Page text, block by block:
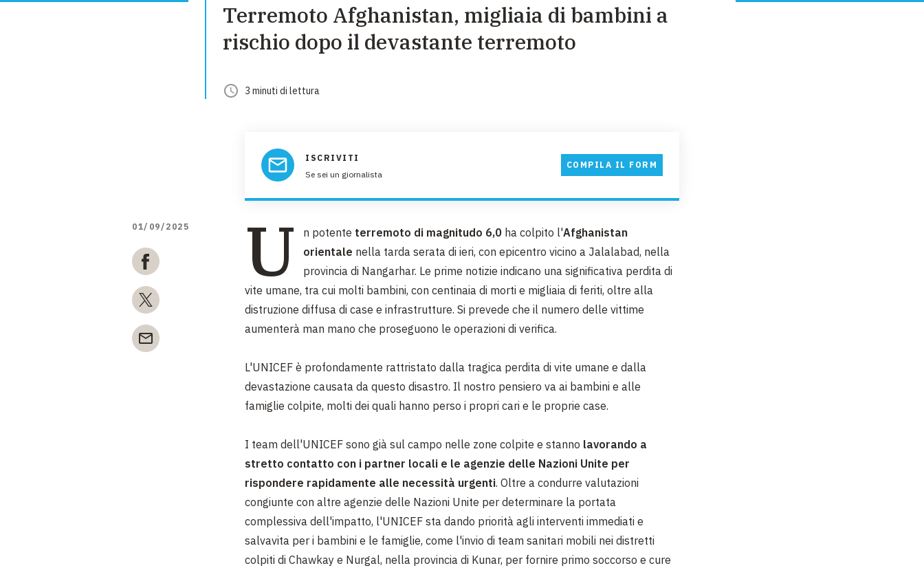
EMERGENZE
GRANDI DONAZIONI
Terremoto Afghanistan, migliaia di bambini a
rischio dopo il devastante terremoto
3 minuti di lettura
ISCRIVITI
Se sei un giornalista
COMPILA IL FORM
01/09/2025 U n potente terremoto di magnitudo 6,0 ha colpito l'Afghanistan
orientale nella tarda serata di ieri, con epicentro vicino a Jalalabad, nella
provincia di Nangarhar. Le prime notizie indicano una significativa perdita di
vite umane, tra cui molti bambini, con centinaia di morti e migliaia di feriti, oltre alla
distruzione diffusa di case e infrastrutture. Si prevede che il numero delle vittime
aumenterà man mano che proseguono le operazioni di verifica.
L'UNICEF è profondamente rattristato dalla tragica perdita di vite umane e dalla
devastazione causata da questo disastro. Il nostro pensiero va ai bambini e alle
famiglie colpite, molti dei quali hanno perso i propri cari e le proprie case.
I team dell'UNICEF sono già sul campo nelle zone colpite e stanno lavorando a
stretto contatto con i partner locali e le agenzie delle Nazioni Unite per
rispondere rapidamente alle necessità urgenti. Oltre a condurre valutazioni
congiunte con altre agenzie delle Nazioni Unite per determinare la portata
complessiva dell'impatto, l'UNICEF sta dando priorità agli interventi immediati e
salvavita per i bambini e le famiglie, come l'invio di team sanitari mobili nei distretti
colpiti di Chawkay e Nurgal, nella provincia di Kunar, per fornire primo soccorso e cure